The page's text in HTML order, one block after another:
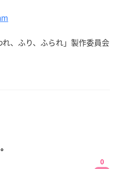
、ふり、ふられ」製作委員会
0